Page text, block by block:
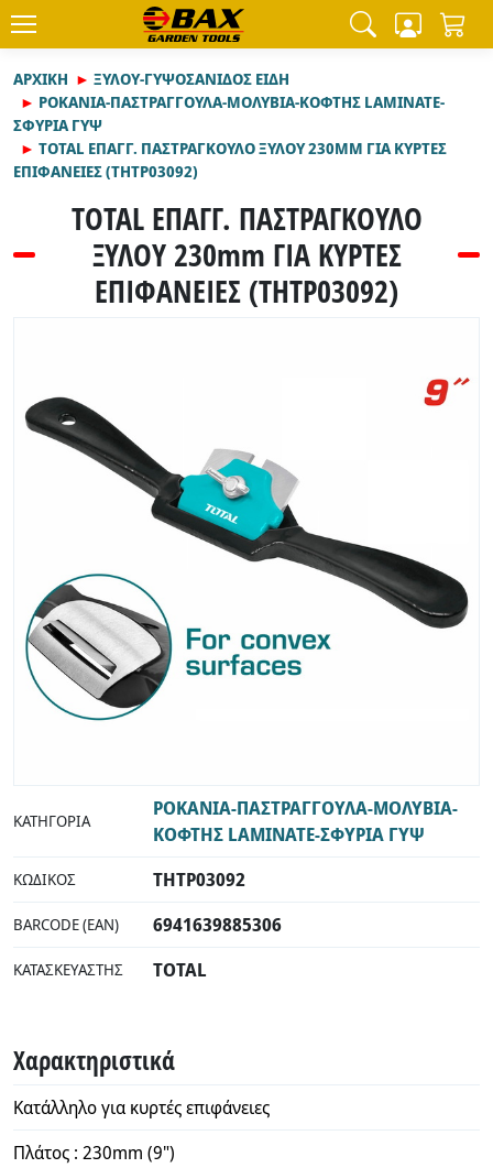
ΑΡΧΙΚΉ
ΞΥΛΟΥ-ΓΥΨΟΣΑΝΙΔΟΣ ΕΙΔΗ
ΡΟΚΑΝΙΑ-ΠΑΣΤΡΑΓΓΟΥΛΑ-ΜΟΛΥΒΙΑ-ΚΟΦΤΗΣ LAMINATE-
ΣΦΥΡΙΑ ΓΥΨ
TOTAL ΕΠΑΓΓ. ΠΑΣΤΡΑΓΚΟΥΛΟ ΞΥΛΟΥ 230MM ΓΙΑ ΚΥΡΤΕΣ
ΕΠΙΦΑΝΕΙΕΣ (THTP03092)
TOTAL ΕΠΑΓΓ. ΠΑΣΤΡΑΓΚΟΥΛΟ
ΞΥΛΟΥ 230mm ΓΙΑ ΚΥΡΤΕΣ
ΕΠΙΦΑΝΕΙΕΣ (THTP03092)
ΚΑΤΗΓΟΡΊΑ
ΡΟΚΑΝΙΑ-ΠΑΣΤΡΑΓΓΟΥΛΑ-ΜΟΛΥΒΙΑ-
ΚΟΦΤΗΣ LAMINATE-ΣΦΥΡΙΑ ΓΥΨ
ΚΩΔΙΚΌΣ THTP03092
BARCODE (EAN) 6941639885306
ΚΑΤΑΣΚΕΥΑΣΤΉΣ TOTAL
Χαρακτηριστικά
Κατάλληλο για κυρτές επιφάνειες
Πλάτος : 230mm (9")